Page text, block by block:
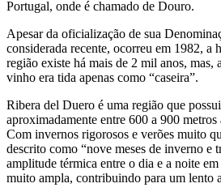
Portugal, onde é chamado de Douro.
Apesar da oficialização de sua
considerada recente, ocorreu em 1982, a
região existe há mais de 2 mil anos, mas,
vinho era tida apenas como “caseira”.
Ribera del Duero é uma região que
aproximadamente entre 600 a 900
Com invernos rigorosos e verões muito
descrito como “nove meses de inverno e
amplitude térmica entre o dia e a noite
muito ampla, contribuindo para um lento